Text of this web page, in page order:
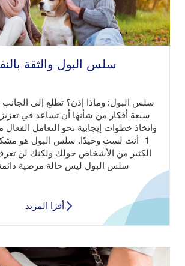
سلس البول والثقة بالنفس
سلس البول: وماذا إذن؟ تطلع إلى الجانب
سبعة أفكار من شأنها أن تساعد في تعزيز
واتخاذ خطوات إيجابية نحو التعامل الفعال
1- أنت لست وحيدًا. سلس البول هو مشكلة
سلس البول ليس حالة مرضية دائمة
أقرا المزيد